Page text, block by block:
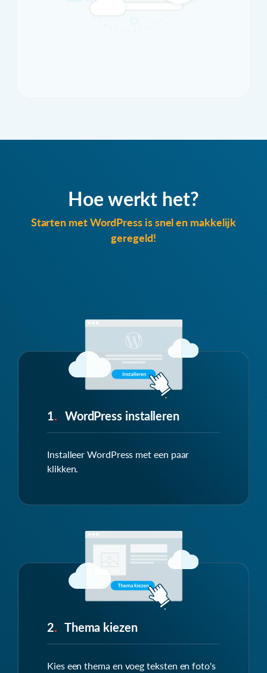
Hoe werkt het?
Starten met WordPress is snel en makkelijk
geregeld!
1. WordPress installeren
Installeer WordPress met een paar
klikken.
2. Thema kiezen
Kies een thema en voeg teksten en foto's